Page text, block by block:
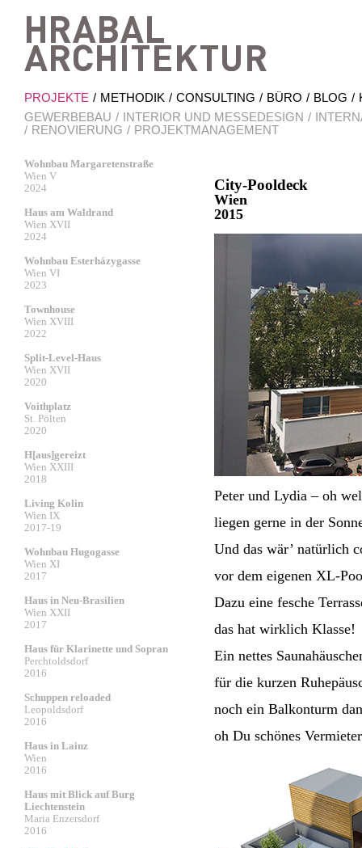
PROJEKTE METHODIK CONSULTING BÜRO BLOG
GEWERBEBAU
INTERIOR UND MESSEDESIGN
RENOVIERUNG
PROJEKTMANAGEMENT
Wohnbau Margaretenstraße
Wien V
2024
Haus am Waldrand
Wien XVII
2024
Wohnbau Esterházygasse
Wien VI
2023
Townhouse
Wien XVIII
2022
Split-Level-Haus
Wien XVII
2020
Voithplatz
St. Pölten
2020
H[aus]gereizt
Wien XXIII
2018
Living Kolin
Wien IX
2017-19
Wohnbau Hugogasse
Wien XI
2017
Haus in Neu-Brasilien
Wien XXII
2017
Haus für Klarinette und Sopran
Perchtoldsdorf
2016
Schuppen reloaded
Leopoldsdorf
2016
Haus in Lainz
Wien
2016
Haus mit Blick auf Burg
Liechtenstein
Maria Enzersdorf
2016
City-Pooldeck
Wien
2015
Peter und Lydia – oh
liegen gerne in der
Und das wär’ natürlich
vor dem eigenen XL-
Dazu eine fesche
das hat wirklich Klasse!
Ein nettes
für die kurzen
noch ein Balkonturm
oh Du schönes